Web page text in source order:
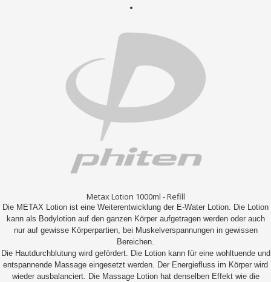
Metax Lotion 1000ml - Refill
Die METAX Lotion ist eine Weiterentwicklung der E-Water Lotion. Die Lotion
kann als Bodylotion auf den ganzen Körper aufgetragen werden oder auch
nur auf gewisse Körperpartien, bei Muskelverspannungen in gewissen
Bereichen.
Die Hautdurchblutung wird gefördert. Die Lotion kann für eine wohltuende und
entspannende Massage eingesetzt werden. Der Energiefluss im Körper wird
wieder ausbalanciert. Die Massage Lotion hat denselben Effekt wie die